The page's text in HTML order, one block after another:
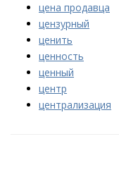
цена продавца
цензурный
ценить
ценность
ценный
центр
централизация